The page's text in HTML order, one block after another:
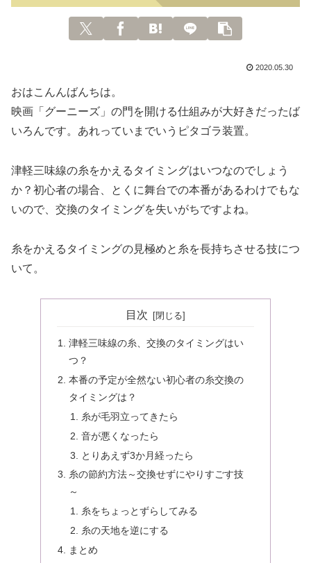
2020.05.30
おはこんんばんちは。
映画「グーニーズ」の門を開ける仕組みが大好きだったば
いろんです。あれっていまでいうピタゴラ装置。
津軽三味線の糸をかえるタイミングはいつなのでしょう
か？初心者の場合、とくに舞台での本番があるわけでもな
いので、交換のタイミングを失いがちですよね。
糸をかえるタイミングの見極めと糸を長持ちさせる技につ
いて。
目次
津軽三味線の糸、交換のタイミングはい
つ？
本番の予定が全然ない初心者の糸交換の
タイミングは？
糸が毛羽立ってきたら
音が悪くなったら
とりあえず3か月経ったら
糸の節約方法～交換せずにやりすごす技
～
糸をちょっとずらしてみる
糸の天地を逆にする
まとめ